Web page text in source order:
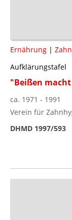
Ernährung |
Aufklärungstafel
"Beißen
ca. 1971 - 1991
Verein für
DHMD 1997/593